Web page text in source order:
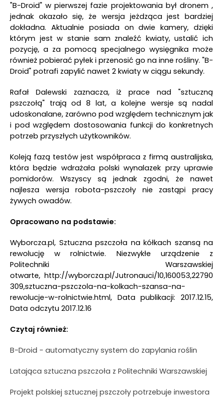
"B-Droid" w pierwszej fazie projektowania był dronem ,
jednak okazało się, że wersja jeżdząca jest bardziej
dokładna. Aktualnie posiada on dwie kamery, dzięki
którym jest w stanie sam znaleźć kwiaty, ustalić ich
pozycję, a za pomocą specjalnego wysięgnika może
również pobierać pyłek i przenosić go na inne rośliny. "B-
Droid" potrafi zapylić nawet 2 kwiaty w ciągu sekundy.
Rafał Dalewski zaznacza, iż prace nad "sztuczną
pszczołą" trają od 8 lat, a kolejne wersje są nadal
udoskonalane, zarówno pod względem technicznym jak
i pod względem dostosowania funkcji do konkretnych
potrzeb przyszłych użytkowników.
Koleją fazą testów jest współpraca z firmą australijska,
która będzie wdrażała polski wynalazek przy uprawie
pomidorów. Wszyscy są jednak zgodni, że nawet
najlesza wersja robota-pszczoły nie zastąpi pracy
żywych owadów.
Opracowano na podstawie:
Wyborcza.pl, Sztuczna pszczoła na kółkach szansą na
rewolucję w rolnictwie. Niezwykłe urządzenie z
Politechniki Warszawskiej
otwarte, http://wyborcza.pl/Jutronauci/10,160053,22790
309,sztuczna-pszczola-na-kolkach-szansa-na-
rewolucje-w-rolnictwie.html, Data publikacji: 2017.12.15,
Data odczytu 2017.12.16
Czytaj również:
B-Droid - automatyczny system do zapylania roślin
Latająca sztuczna pszczoła z Politechniki Warszawskiej
Projekt polskiej sztucznej pszczoły potrzebuje inwestora